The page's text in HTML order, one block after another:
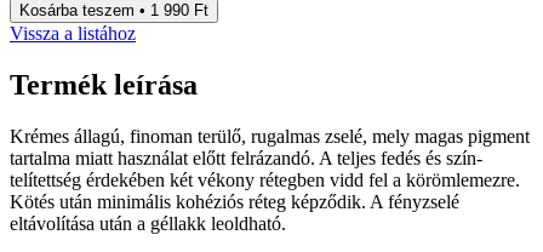
Kosárba teszem • 1 990 Ft
Vissza a listához
Termék leírása
Krémes állagú, finoman terülő, rugalmas zselé, mely magas pigment
tartalma miatt használat előtt felrázandó. A teljes fedés és szín-
telítettség érdekében két vékony rétegben vidd fel a körömlemezre.
Kötés után minimális kohéziós réteg képződik. A fényzselé
eltávolítása után a géllakk leoldható.